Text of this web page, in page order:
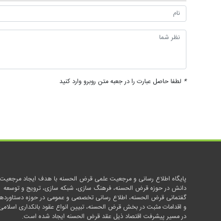
* لطفا حاصل عبارت را در جعبه متن روبرو وارد کنید
پایگاه اطلاع رسانی و مرجعیت علمی قرض الحسنه با هدف ایجاد مرجعیت
دانش در حوزه قرض الحسنه، فرهنگ سازی، شبکه سازی، ترویج و توسعه
گفتمانی قرض الحسنه، اطلاع رسانی تخصصی و عمومی در حوزه
و اقدامات مثبت در بخش قرض الحسنه، تبیین انواع عقود بانکداری
در مسیر پیشرفت اقتصاد ذیل عقد قرض الحسنه ایجاد شده است.